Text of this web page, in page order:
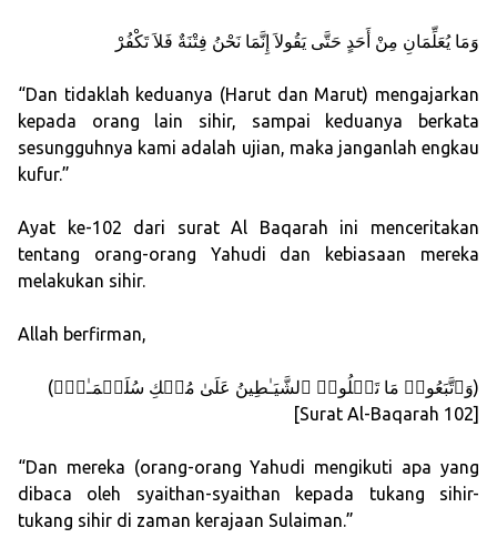
وَمَا يُعَلِّمَانِ مِنْ أَحَدٍ حَتَّى يَقُولاَ إِنَّمَا نَحْنُ فِتْنَةٌ فَلاَ تَكْفُرْ
“Dan tidaklah keduanya (Harut dan Marut) mengajarkan
kepada orang lain sihir, sampai keduanya berkata
sesungguhnya kami adalah ujian, maka janganlah engkau
kufur.”
Ayat ke-102 dari surat Al Baqarah ini menceritakan
tentang orang-orang Yahudi dan kebiasaan mereka
melakukan sihir.
Allah berfirman,
(وَٱتَّبَعُوا۟ مَا تَتۡلُوا۟ ٱلشَّیَـٰطِینُ عَلَىٰ مُلۡكِ سُلَیۡمَـٰنَۖ)
[Surat Al-Baqarah 102]
“Dan mereka (orang-orang Yahudi mengikuti apa yang
dibaca oleh syaithan-syaithan kepada tukang sihir-
tukang sihir di zaman kerajaan Sulaiman.”